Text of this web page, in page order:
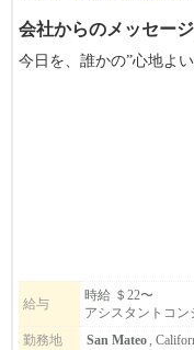
バイリンガール Chikaさ
https://youtu.be/psfcZrf47sU
SHABUWAY
https://www.shabuway.com
会社からのメッセージ
今日を、誰かの”心地よい
現在サンマテオ支部、
足しました。
更なるサービス拡大のた
給与
時給 ＄22〜
アシスタントコン
勤務地
San Mateo ,